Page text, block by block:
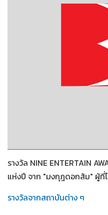
รางวัล NINE ENTERTAIN
แห่งปี จาก "มงกุฎดอกส้ม" ผู้ที่
รางวัลจากสถาบันต่าง ๆ